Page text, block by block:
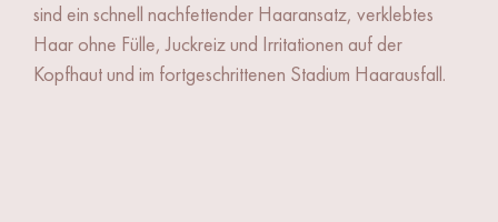
sind ein schnell nachfettender Haaransatz, verklebtes
Haar ohne Fülle, Juckreiz und Irritationen auf der
Kopfhaut und im fortgeschrittenen Stadium Haarausfall.